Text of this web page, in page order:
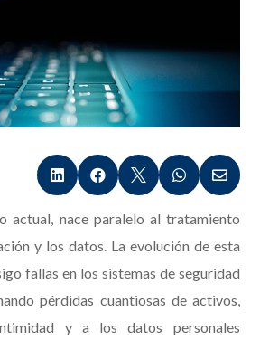
    
actual, nace paralelo al tratamiento
y los datos. La evolución de esta
fallas en los sistemas de seguridad
pérdidas cuantiosas de activos,
y a los datos personales